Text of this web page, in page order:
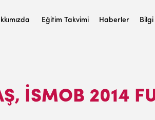
Eğitim Takvimi Haberler Bilgi
İSMOB 2014